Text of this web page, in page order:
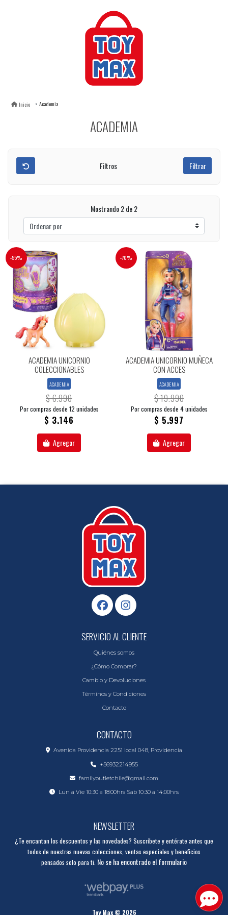
Inicio Academia
ACADEMIA
Filtros Filtrar
Mostrando 2 de 2
-55%
ACADEMIA UNICORNIO
COLECCIONABLES
ACADEMIA
$ 6.990
Por compras desde 12 unidades
$ 3.146
Agregar
-70%
ACADEMIA UNICORNIO MUÑECA
CON ACCES
ACADEMIA
$ 19.990
Por compras desde 4 unidades
$ 5.997
Agregar
SERVICIO AL CLIENTE
Quiénes somos
¿Cómo Comprar?
Cambio y Devoluciones
Términos y Condiciones
Contacto
CONTACTO
Avenida Providencia 2251 local 048, Providencia
+56932214955
familyoutletchile@gmail.com
Lun a Vie 10:30 a 18:00hrs Sab 10:30 a 14:00hrs
NEWSLETTER
¿Te encantan los descuentos y las novedades? Suscríbete y entérate antes que
todos de nuestras nuevas colecciones, ventas especiales y beneficios
pensados solo para ti. No se ha encontrado el formulario
Toy Max © 2026